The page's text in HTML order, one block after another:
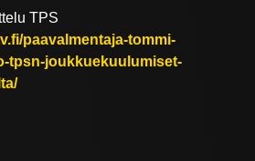
TPS
paavalmentaja-tommi-
tpsn-joukkuekuulumiset-